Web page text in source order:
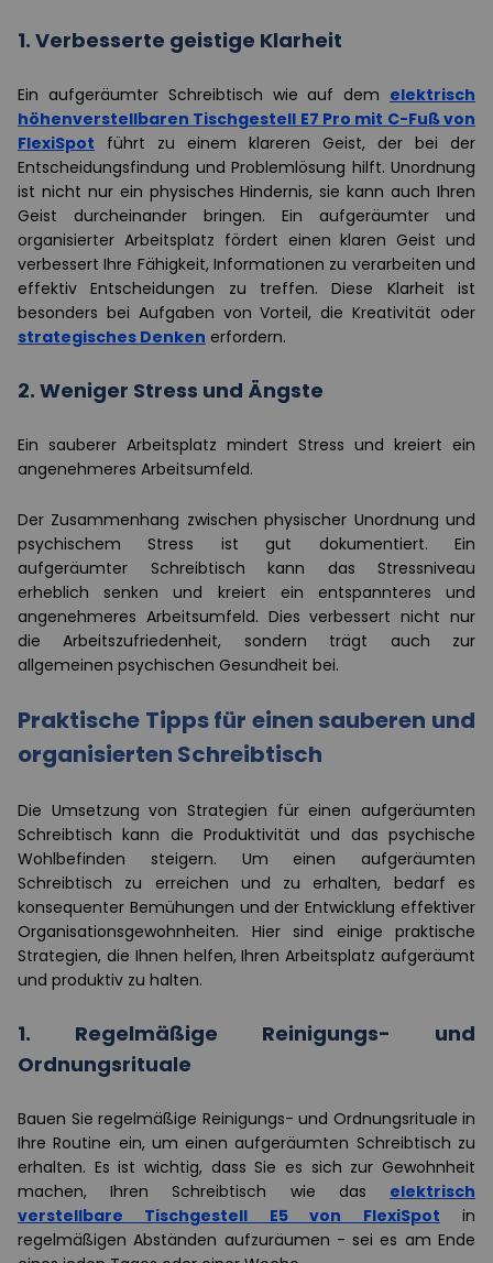
1. Verbesserte geistige Klarheit
Ein aufgeräumter Schreibtisch wie auf dem elektrisch
höhenverstellbaren Tischgestell E7 Pro mit C-Fuß von
FlexiSpot führt zu einem klareren Geist, der bei der
Entscheidungsfindung und Problemlösung hilft. Unordnung
ist nicht nur ein physisches Hindernis, sie kann auch Ihren
Geist durcheinander bringen. Ein aufgeräumter und
organisierter Arbeitsplatz fördert einen klaren Geist und
verbessert Ihre Fähigkeit, Informationen zu verarbeiten und
effektiv Entscheidungen zu treffen. Diese Klarheit ist
besonders bei Aufgaben von Vorteil, die Kreativität oder
strategisches Denken erfordern.
2. Weniger Stress und Ängste
Ein sauberer Arbeitsplatz mindert Stress und kreiert ein
angenehmeres Arbeitsumfeld.
Der Zusammenhang zwischen physischer Unordnung und
psychischem Stress ist gut dokumentiert. Ein
aufgeräumter Schreibtisch kann das Stressniveau
erheblich senken und kreiert ein entspannteres und
angenehmeres Arbeitsumfeld. Dies verbessert nicht nur
die Arbeitszufriedenheit, sondern trägt auch zur
allgemeinen psychischen Gesundheit bei.
Praktische Tipps für einen sauberen und
organisierten Schreibtisch
Die Umsetzung von Strategien für einen aufgeräumten
Schreibtisch kann die Produktivität und das psychische
Wohlbefinden steigern. Um einen aufgeräumten
Schreibtisch zu erreichen und zu erhalten, bedarf es
konsequenter Bemühungen und der Entwicklung effektiver
Organisationsgewohnheiten. Hier sind einige praktische
Strategien, die Ihnen helfen, Ihren Arbeitsplatz aufgeräumt
und produktiv zu halten.
1. Regelmäßige Reinigungs- und
Ordnungsrituale
Bauen Sie regelmäßige Reinigungs- und Ordnungsrituale in
Ihre Routine ein, um einen aufgeräumten Schreibtisch zu
erhalten. Es ist wichtig, dass Sie es sich zur Gewohnheit
machen, Ihren Schreibtisch wie das elektrisch
verstellbare Tischgestell E5 von FlexiSpot in
regelmäßigen Abständen aufzuräumen - sei es am Ende